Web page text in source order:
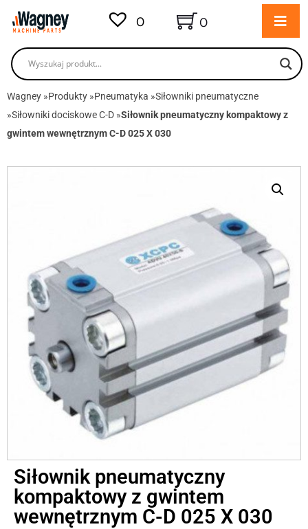
0 0
Wagney »Produkty »Pneumatyka »Siłowniki pneumatyczne
»Siłowniki dociskowe C-D »Siłownik pneumatyczny kompaktowy z
gwintem wewnętrznym C-D 025 X 030
Siłownik pneumatyczny
kompaktowy z gwintem
wewnętrznym C-D 025 X 030